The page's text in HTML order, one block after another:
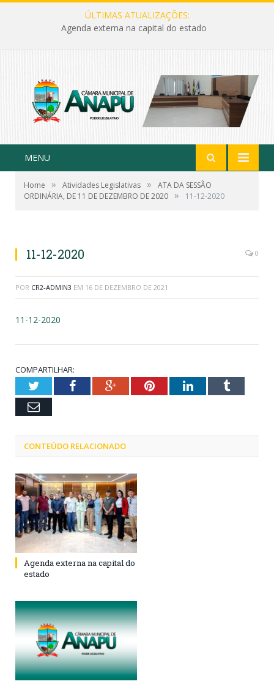
ÚLTIMAS ATUALIZAÇÕES:
Agenda externa na capital do estado
MENU
Home » Atividades Legislativas »
ATA DA SESSÃO
ORDINÁRIA, DE 11 DE DEZEMBRO DE 2020 » 11-12-2020
11-12-2020 0
POR CR2-ADMIN3 EM 16 DE DEZEMBRO DE 2021
11-12-2020
COMPARTILHAR:
TwitterFacebookGoogle+PinterestLinkedInTumblr
Email
CONTEÚDO RELACIONADO
Agenda externa na capital do
estado